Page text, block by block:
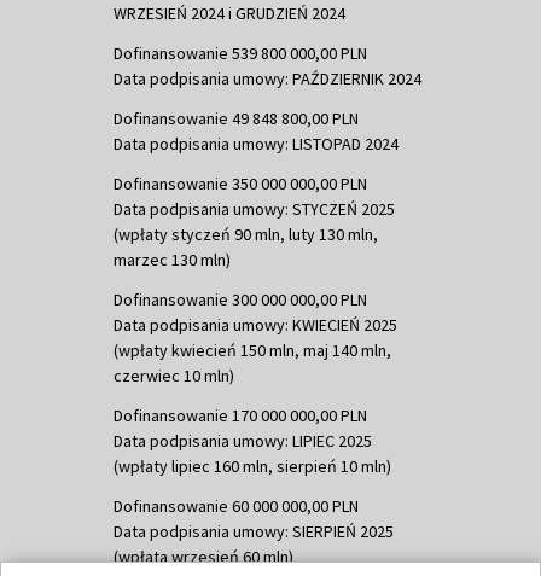
WRZESIEŃ 2024 i GRUDZIEŃ 2024
Dofinansowanie 539 800 000,00 PLN
Data podpisania umowy: PAŹDZIERNIK 2024
Dofinansowanie 49 848 800,00 PLN
Data podpisania umowy: LISTOPAD 2024
Dofinansowanie 350 000 000,00 PLN
Data podpisania umowy: STYCZEŃ 2025
(wpłaty styczeń 90 mln, luty 130 mln,
marzec 130 mln)
Dofinansowanie 300 000 000,00 PLN
Data podpisania umowy: KWIECIEŃ 2025
(wpłaty kwiecień 150 mln, maj 140 mln,
czerwiec 10 mln)
Dofinansowanie 170 000 000,00 PLN
Data podpisania umowy: LIPIEC 2025
(wpłaty lipiec 160 mln, sierpień 10 mln)
Dofinansowanie 60 000 000,00 PLN
Data podpisania umowy: SIERPIEŃ 2025
(wpłata wrzesień 60 mln)